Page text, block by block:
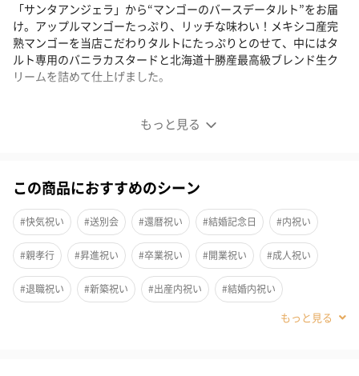
もっと見る
「サンタアンジェラ」から“マンゴーのバースデータルト”をお届
け。アップルマンゴーたっぷり、リッチな味わい！メキシコ産完
熟マンゴーを当店こだわりタルトにたっぷりとのせて、中にはタ
ルト専用のバニラカスタードと北海道十勝産最高級ブレンド生ク
リームを詰めて仕上げました。
アップルマンゴーたっぷり、リッチな味わい！
この商品におすすめのシーン
#快気祝い #送別会 #還暦祝い #結婚記念日 #内祝い
#親孝行 #昇進祝い #卒業祝い #開業祝い #成人祝い
#退職祝い #新築祝い #出産内祝い #結婚内祝い
#喜寿祝い